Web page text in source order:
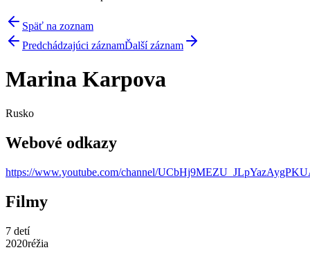
Späť na zoznam
Predchádzajúci záznamĎalší záznam
Marina Karpova
Rusko
Webové odkazy
https://www.youtube.com/channel/
Filmy
7 detí
2020réžia